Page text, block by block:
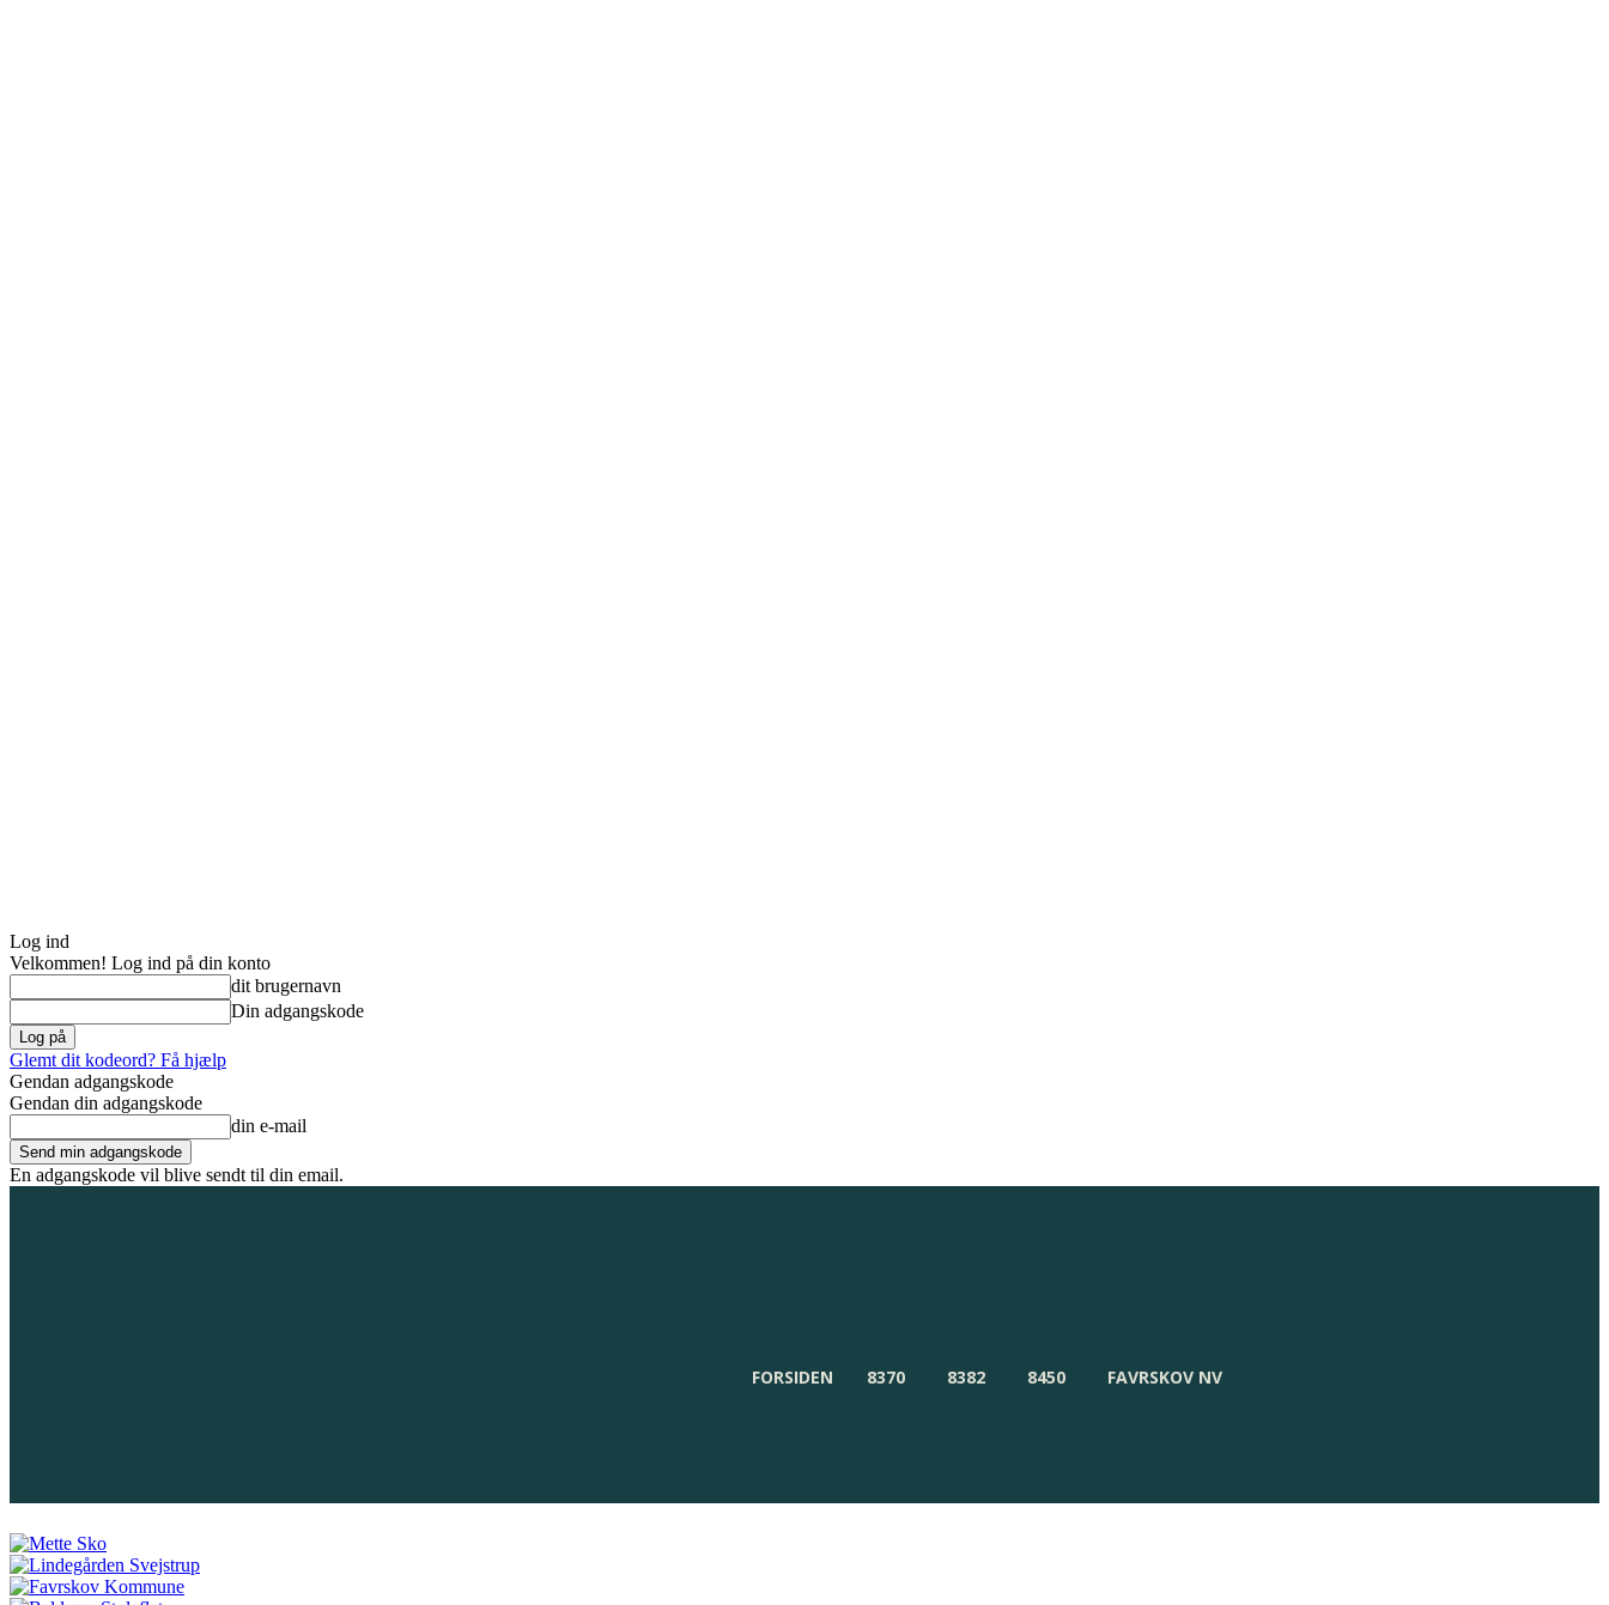
Log ind
Velkommen! Log ind på din konto
dit brugernavn
Din adgangskode
Glemt dit kodeord? Få hjælp
Gendan adgangskode
Gendan din adgangskode
din e-mail
En adgangskode vil blive sendt til din email.
FORSIDEN 8370 8382 8450 FAVRSKOV NV